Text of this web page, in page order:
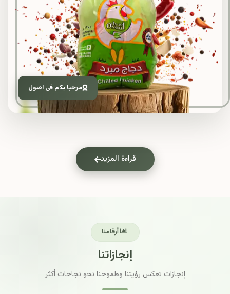
مرحبا بكم فى اصول
قراءة المزيد
أرقامنا
إنجازاتنا
إنجازات تعكس رؤيتنا وطموحنا نحو نجاحات أكثر